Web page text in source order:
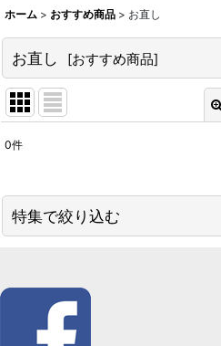
ホーム > おすすめ商品 > お直し
お直し [おすすめ商品]
並び順 :
0件
特集で絞り込む
59kimono／コレカラキモノ